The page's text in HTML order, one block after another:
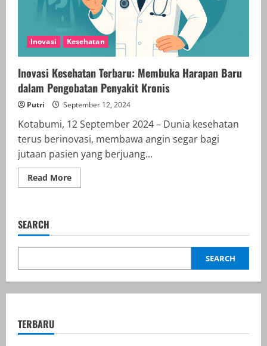
Inovasi Kesehatan
Inovasi Kesehatan Terbaru: Membuka Harapan Baru
dalam Pengobatan Penyakit Kronis
Putri September 12, 2024
Kotabumi, 12 September 2024 – Dunia kesehatan
terus berinovasi, membawa angin segar bagi
jutaan pasien yang berjuang...
Read MoreRead
more
Harapan
Penyakit
SEARCH
SEARCH
TERBARU